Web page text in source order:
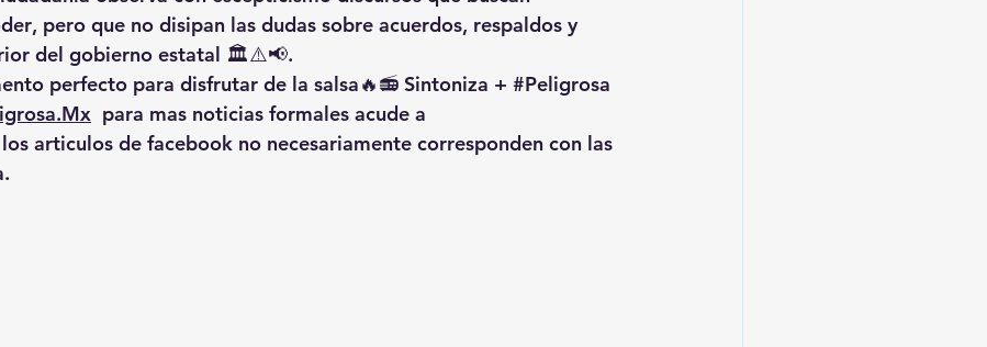
, pero que no disipan las dudas sobre acuerdos, respaldos y
del gobierno estatal 🏛️⚠️📢.
perfecto para disfrutar de la salsa🔥📻 Sintoniza + #Peligrosa
para mas noticias formales acude a
los articulos de facebook no necesariamente corresponden con las